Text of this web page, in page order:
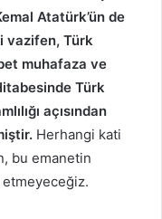
Atatürk’ün de
vazifen, Türk
muhafaza ve
Türk
açısından
Herhangi kati
bu emanetin
etmeyeceğiz.